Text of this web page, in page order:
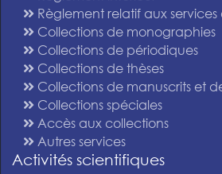
Règlement relatif aux
Collections de monographies
Collections de périodiques
Collections de thèses
Collections de manuscrits et
Collections spéciales
Accès aux collections
Autres services
Activités scientifiques